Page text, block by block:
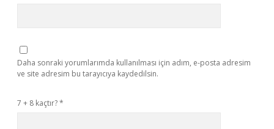
Daha sonraki yorumlarımda kullanılması için adım, e-posta adresim
ve site adresim bu tarayıcıya kaydedilsin.
7 + 8 kaçtır?*